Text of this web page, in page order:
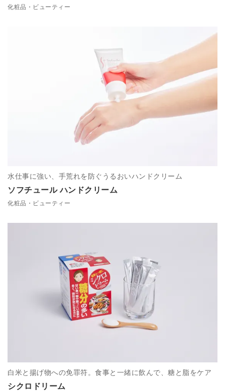
化粧品・ビューティー
ソフチュール ハンドクリーム
水仕事に強い、手荒れを防ぐうるおいハンドクリーム
化粧品・ビューティー
シクロドリーム
白米と揚げ物への免罪符。食事と一緒に飲んで、糖と脂をケア